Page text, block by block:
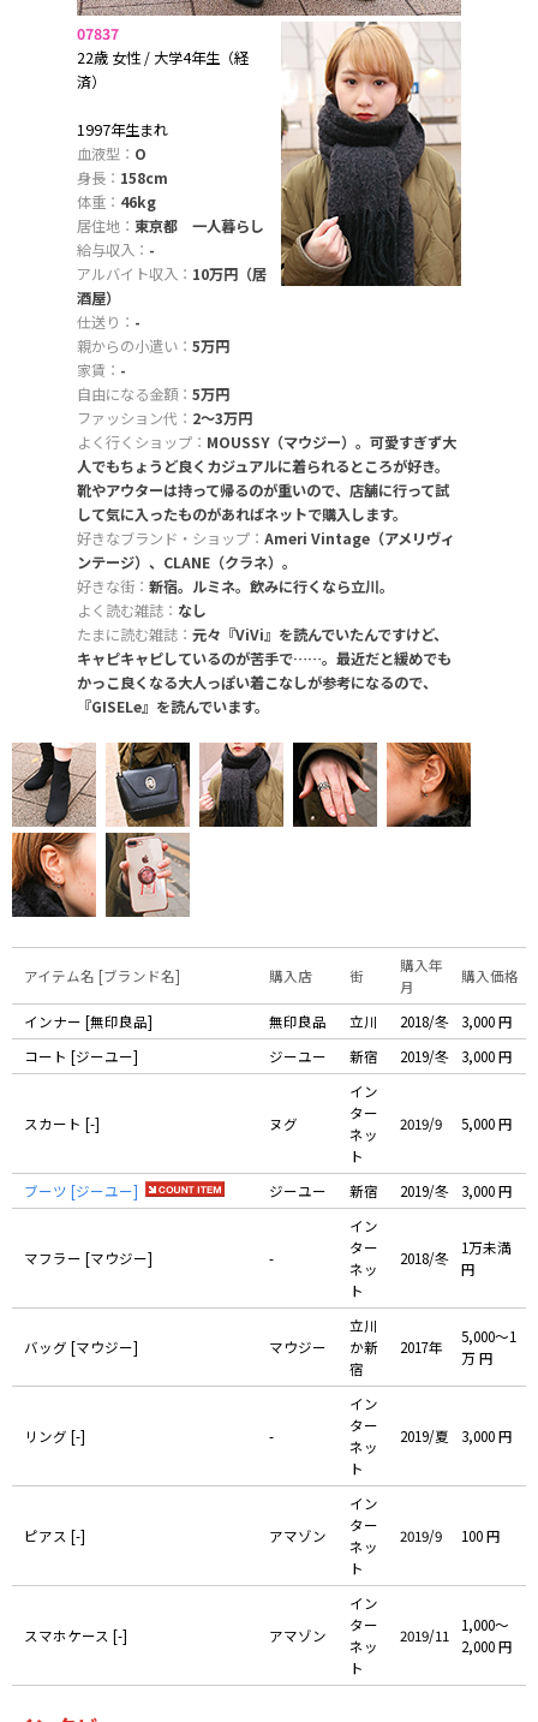
07837
22歳 女性 / 大学4年生（経
済）
1997年生まれ
血液型： O
身長： 158cm
体重： 46kg
居住地： 東京都 一人暮らし
給与収入： -
アルバイト収入： 10万円（居
酒屋）
仕送り： -
親からの小遣い： 5万円
家賃： -
自由になる金額： 5万円
ファッション代： 2〜3万円
よく行くショップ： MOUSSY（マウジー）。可愛すぎず大
人でもちょうど良くカジュアルに着られるところが好き。
靴やアウターは持って帰るのが重いので、店舗に行って試
して気に入ったものがあればネットで購入します。
好きなブランド・ショップ： Ameri Vintage（アメリヴィ
ンテージ）、CLANE（クラネ）。
好きな街： 新宿。ルミネ。飲みに行くなら立川。
よく読む雑誌： なし
たまに読む雑誌： 元々『ViVi』を読んでいたんですけど、
キャピキャピしているのが苦手で……。最近だと緩めでも
かっこ良くなる大人っぽい着こなしが参考になるので、
『GISELe』を読んでいます。
アイテム名 [ブランド名] 購入店 街
購入年
月
購入価格
インナー [無印良品] 無印良品 立川 2018/冬
3,000 円
コート [ジーユー]
ジーユー 新宿 2019/冬 3,000 円
スカート [-] ヌグ
イン
ター
ネッ
ト
2019/9 5,000 円
ブーツ [ジーユー] ジーユー 新宿 2019/冬 3,000 円
マフラー [マウジー] -
イン
ター
ネッ
ト
2018/冬
1万未満
円
バッグ [マウジー] マウジー
立川
か新
宿
2017年
5,000〜1
万 円
リング [-] -
イン
ター
ネッ
ト
2019/夏 3,000 円
ピアス [-] アマゾン
イン
ター
ネッ
ト
2019/9 100 円
スマホケース [-] アマゾン
イン
ター
ネッ
ト
2019/11
1,000〜
2,000 円